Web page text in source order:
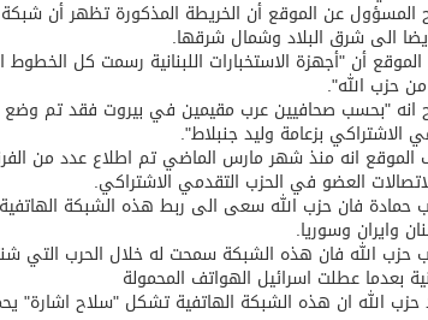
المسؤول عن الموقع أن الخريطة المذكورة تظهر أن شبكة
الى شرق البلاد وشمال شرقها.
الموقع أن "أجهزة الاستخبارات اللبنانية رسمت كل
حزب الله".
انه "بحسب صحافيين عرب مقيمين في بيروت فقد تم وضع
الاشتراكي بزعامة وليد جنبلاط".
الموقع انه منذ شهر مارس الماضي تم اطلاع عدد من
العضو في الحزب التقدمي الاشتراكي.
حمادة فان حزب الله سعى الى ربط هذه الشبكة
وايران وسوريا.
بعدما عطلت اسرائيل الهواتف المحمولة
حزب الله ان هذه الشبكة الهاتفية تشكل "سلاح اشارة"